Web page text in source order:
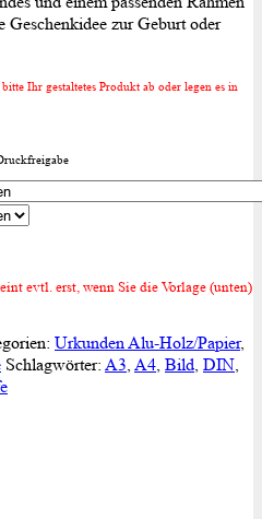
zur Geburt oder
Ihr gestaltetes Produkt ab oder legen es in
evtl. erst, wenn Sie die Vorlage (unten)
Urkunden Alu-Holz/Papier,
Schlagwörter: A3 A4 Bild DIN